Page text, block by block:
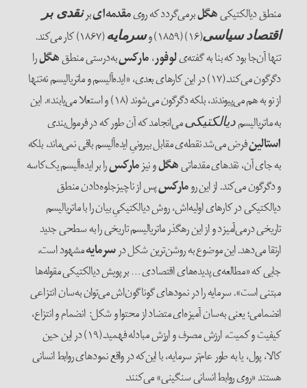
منطق دیالکتیکیهگلبرمی‌‌گردد که رویمقدمه‌‌ایبرنقدی بر
اقتصاد سیاسی(۱۶) (۱۸۵۹) و سرمایه
(۱۸۶۷) کار می‌‌کند.
تنها آن‌جا بود که بنا به گفته‌‌یلوفور،مارکسبه‌درستی منطقهگلرا
دگرگون می‌‌کند.(۱۷) در این کارهای بعدی، «ایده‌‌آلیسم و ماتریالیسم نه‌تنها
از نو به هم می‌‌پیوندند، بلکه دگرگون می‌‌شوند (۱۸) و استعلا می‌‌یابند». این
به ماتریالیسمدیالکتیکیمی‌‌انجامد که آن طور که در فرمول‌‌بندی
استالینفرض می‌‌شد نقطه‌‌ی مقابل بیرونیِ ایده‌‌آلیسم باقی نمی‌‌ماند، بلکه
به جای آن، نقدهای مقدماتیهگلو نیزمارکسرا بر ایده‌‌آلیسم یک‌‌کاسه
و دگرگون می‌کند. از این رومارکسپس از ناچیزجلوه‌‌دادن منطق
دیالکتیکی در کارهای اولیه‌‌اش، روش دیالکتیکیِ بیان را با ماتریالیسم
تاریخی درمی‌‌آمیزد و از این رهگذر ماتریالیسم تاریخی را به سطحی جدید
ارتقا می‌‌‌دهد. این موضوع به روشن‌‌ترین شکل درسرمایهمشهود است،
جایی که «مطالعه‌‌ی پدیده‌‌های اقتصادی … بر پویش دیالکتیکی مقوله‌‌ها
مبتنی است». سرمایه را در نمودهای گوناگون‌‌اش می‌‌توان به‌‌سان انتزاعی
انضمامی؛ یعنی به‌‌سان آمیزه‌‌ای متضاد از محتوا و شکل: انضمام و انتزاع،
کیفیت و کمیت، ارزش مصرف و ارزش مبادله فهمید.(۱۹) در این حین
کالا، پول، یا به طور عام‌‌تر سرمایه، با این‌که در واقع نمودهای روابط انسانی
هستند «روی روابط انسانی سنگینی‌» می‌‌کنند.